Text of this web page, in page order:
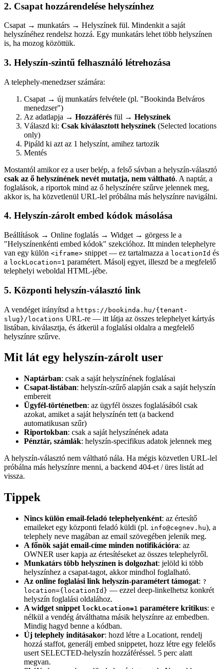
2. Csapat hozzárendelése helyszínhez
Csapat → munkatárs → Helyszínek fül. Mindenkit a saját
helyszínéhez rendelsz hozzá. Egy munkatárs lehet több helyszínen
is, ha mozog közöttük.
3. Helyszín-szintű felhasználó létrehozása
A telephely-menedzser számára:
Csapat → új munkatárs felvétele (pl. "Bookinda Belváros
menedzser")
Az adatlapja → Hozzáférés fül → Helyszínek
Válaszd ki: Csak kiválasztott helyszínek (Selected locations
only)
Pipáld ki azt az 1 helyszínt, amihez tartozik
Mentés
Mostantól amikor ez a user belép, a felső sávban a helyszín-választó
csak az ő helyszínének nevét mutatja, nem váltható. A naptár, a
foglalások, a riportok mind az ő helyszínére szűrve jelennek meg,
akkor is, ha közvetlenül URL-lel próbálna más helyszínre navigálni.
4. Helyszín-zárolt embed kódok másolása
Beállítások → Online foglalás → Widget → görgess le a
"Helyszínenkénti embed kódok" szekcióhoz. Itt minden telephelyre
van egy külön <iframe> snippet — ez tartalmazza a locationId és
a lockLocation=1 paramétert. Másolj egyet, illeszd be a megfelelő
telephelyi weboldal HTML-jébe.
5. Központi helyszín-választó link
A vendéget irányítsd a https://bookinda.hu/{tenant-
slug}/locations URL-re — itt látja az összes telephelyet kártyás
listában, kiválasztja, és átkerül a foglalási oldalra a megfelelő
helyszínre szűrve.
Mit lát egy helyszín-zárolt user
Naptárban: csak a saját helyszínének foglalásai
Csapat-listában: helyszín-szűrő alapján csak a saját helyszín
embereit
Ügyfél-történetben: az ügyfél összes foglalásából csak
azokat, amiket a saját helyszínén tett (a backend
automatikusan szűr)
Riportokban: csak a saját helyszínének adata
Pénztár, számlák: helyszín-specifikus adatok jelennek meg
A helyszín-választó nem váltható nála. Ha mégis közvetlen URL-lel
próbálna más helyszínre menni, a backend 404-et / üres listát ad
vissza.
Tippek
Nincs külön email-feladó telephelyenként: az értesítő
emaileket egy központi feladó küldi (pl. info@cegnev.hu), a
telephely neve magában az email szövegében jelenik meg.
A főnök saját email-címe minden notifikációra: az
OWNER user kapja az értesítéseket az összes telephelyről.
Munkatárs több helyszínen is dolgozhat: jelöld ki több
helyszínhez a csapat-tagot, akkor mindhol foglalható.
Az online foglalási link helyszín-paramétert támogat: ?
location={locationId} — ezzel deep-linkelhetsz konkrét
helyszín foglalási oldalához.
A widget snippet lockLocation=1 paramétere kritikus: e
nélkül a vendég átválthatna másik helyszínre az embedben.
Mindig hagyd benne a kódban.
Új telephely indításakor: hozd létre a Locationt, rendelj
hozzá staffot, generálj embed snippetet, hozz létre egy felelős
usert SELECTED-helyszín hozzáféréssel. 5 perc alatt
megvan.